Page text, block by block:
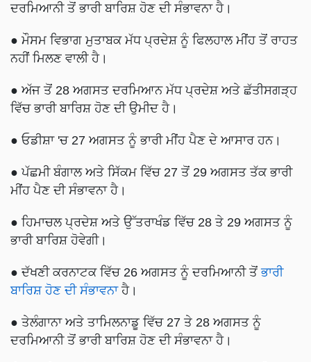
ਦਰਮਿਆਨੀ ਤੋਂ ਭਾਰੀ ਬਾਰਿਸ਼ ਹੋਣ ਦੀ ਸੰਭਾਵਨਾ ਹੈ।
● ਮੌਸਮ ਵਿਭਾਗ ਮੁਤਾਬਕ ਮੱਧ ਪ੍ਰਦੇਸ਼ ਨੂੰ ਫਿਲਹਾਲ ਮੀਂਹ ਤੋਂ ਰਾਹਤ
ਨਹੀਂ ਮਿਲਣ ਵਾਲੀ ਹੈ।
● ਅੱਜ ਤੋਂ 28 ਅਗਸਤ ਦਰਮਿਆਨ ਮੱਧ ਪ੍ਰਦੇਸ਼ ਅਤੇ ਛੱਤੀਸਗੜ੍ਹ
ਵਿੱਚ ਭਾਰੀ ਬਾਰਿਸ਼ ਹੋਣ ਦੀ ਉਮੀਦ ਹੈ।
● ਓਡੀਸ਼ਾ 'ਚ 27 ਅਗਸਤ ਨੂੰ ਭਾਰੀ ਮੀਂਹ ਪੈਣ ਦੇ ਆਸਾਰ ਹਨ।
● ਪੱਛਮੀ ਬੰਗਾਲ ਅਤੇ ਸਿੱਕਮ ਵਿੱਚ 27 ਤੋਂ 29 ਅਗਸਤ ਤੱਕ ਭਾਰੀ
ਮੀਂਹ ਪੈਣ ਦੀ ਸੰਭਾਵਨਾ ਹੈ।
● ਹਿਮਾਚਲ ਪ੍ਰਦੇਸ਼ ਅਤੇ ਉੱਤਰਾਖੰਡ ਵਿੱਚ 28 ਤੇ 29 ਅਗਸਤ ਨੂੰ
ਭਾਰੀ ਬਾਰਿਸ਼ ਹੋਵੇਗੀ।
● ਦੱਖਣੀ ਕਰਨਾਟਕ ਵਿੱਚ 26 ਅਗਸਤ ਨੂੰ ਦਰਮਿਆਨੀ ਤੋਂਭਾਰੀ
ਬਾਰਿਸ਼ ਹੋਣ ਦੀ ਸੰਭਾਵਨਾਹੈ।
● ਤੇਲੰਗਾਨਾ ਅਤੇ ਤਾਮਿਲਨਾਡੂ ਵਿੱਚ 27 ਤੇ 28 ਅਗਸਤ ਨੂੰ
ਦਰਮਿਆਨੀ ਤੋਂ ਭਾਰੀ ਬਾਰਿਸ਼ ਹੋਣ ਦੀ ਸੰਭਾਵਨਾ ਹੈ।